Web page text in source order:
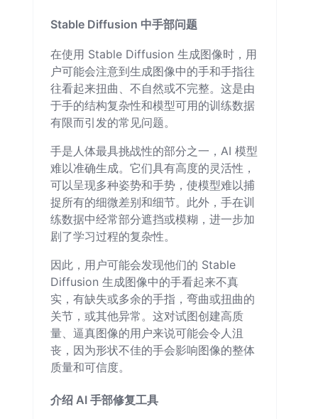
Stable Diffusion 中手部问题
在使用 Stable Diffusion 生成图像时，用
户可能会注意到生成图像中的手和手指往
往看起来扭曲、不自然或不完整。这是由
于手的结构复杂性和模型可用的训练数据
有限而引发的常见问题。
手是人体最具挑战性的部分之一，AI 模型
难以准确生成。它们具有高度的灵活性，
可以呈现多种姿势和手势，使模型难以捕
捉所有的细微差别和细节。此外，手在训
练数据中经常部分遮挡或模糊，进一步加
剧了学习过程的复杂性。
因此，用户可能会发现他们的 Stable
Diffusion 生成图像中的手看起来不真
实，有缺失或多余的手指，弯曲或扭曲的
关节，或其他异常。这对试图创建高质
量、逼真图像的用户来说可能会令人沮
丧，因为形状不佳的手会影响图像的整体
质量和可信度。
介绍 AI 手部修复工具